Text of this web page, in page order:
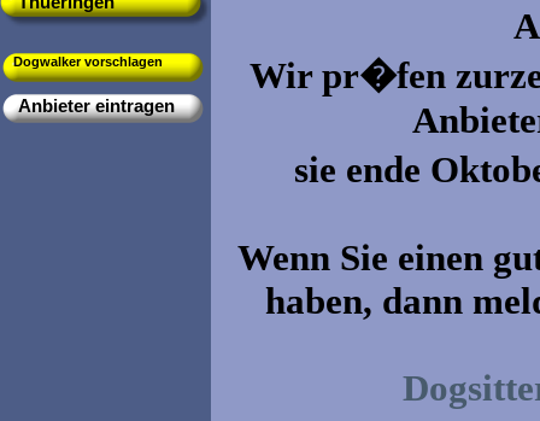
Dogwalker vorschlagen
Anbieter eintragen
Wir pr�fen
sie ende
Wenn Sie einen
haben, dann